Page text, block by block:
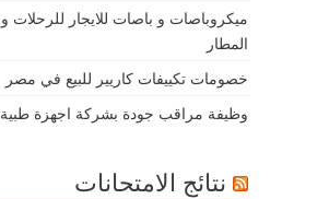
ميكروباصات و باصات للايجار للرحلات
المطار
خصومات تكييفات كاريير للبيع في مصر
وظيفة مراقب جودة بشركة اجهزة طبية
نتائج الامتحانات